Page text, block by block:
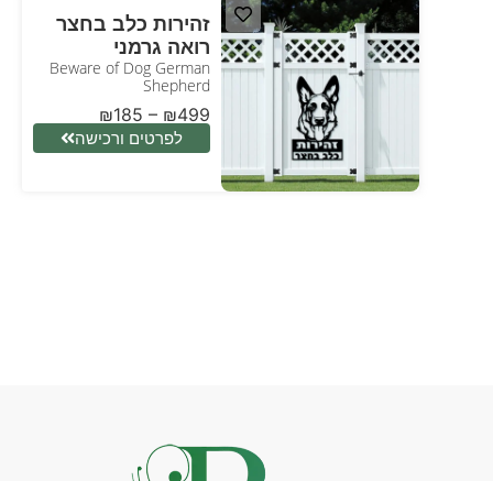
זהירות כלב בחצר
רואה גרמני
Beware of Dog German
Shepherd
₪185 – ₪499
לפרטים ורכישה